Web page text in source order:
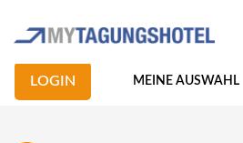
MEINE AUSWAHL
LOGIN